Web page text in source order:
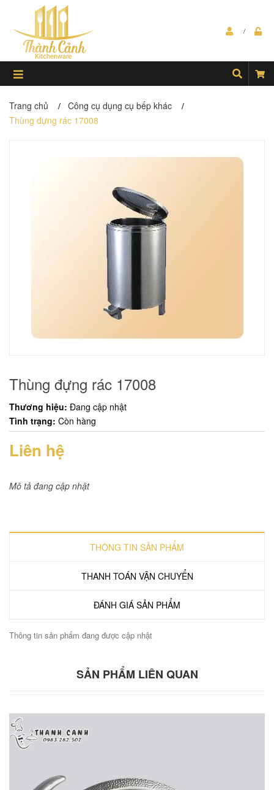
Trang chủ / Công cụ dụng cụ bếp khác /
Thùng đựng rác 17008
Thùng đựng rác 17008
Thương hiệu: Đang cập nhật
Tình trạng: Còn hàng
Liên hệ
Mô tả đang cập nhật
THÔNG TIN SẢN PHẨM
THANH TOÁN VẬN CHUYỂN
ĐÁNH GIÁ SẢN PHẨM
Thông tin sản phẩm đang được cập nhật
SẢN PHẨM LIÊN QUAN